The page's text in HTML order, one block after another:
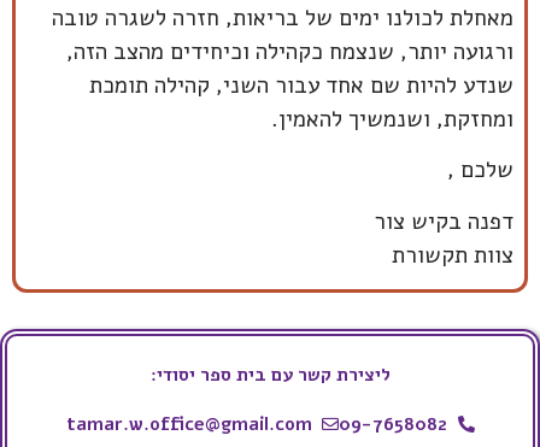
מאחלת לכולנו ימים של בריאות, חזרה לשגרה טובה
ורגועה יותר, שנצמח כקהילה וכיחידים מהצב הזה,
שנדע להיות שם אחד עבור השני, קהילה תומכת
ומחזקת, ושנמשיך להאמין.
שלכם ,
דפנה בקיש צור
צוות תקשורת
ליצירת קשר עם בית ספר יסודי:
09-7658082
tamar.w.office@gmail.com